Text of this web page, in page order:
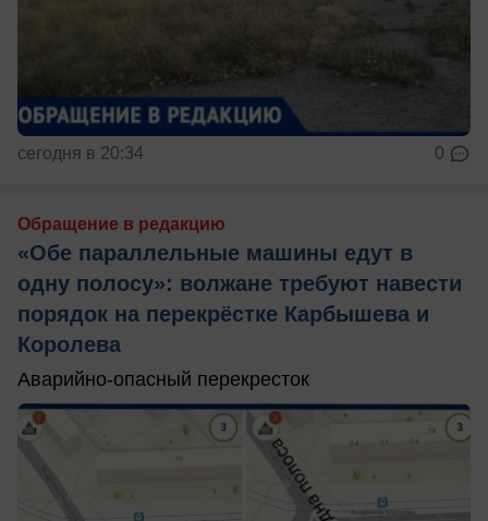
сегодня в 20:34 0
Обращение в редакцию
«Обе параллельные машины едут в
одну полосу»: волжане требуют навести
порядок на перекрёстке Карбышева и
Королева
Аварийно-опасный перекресток